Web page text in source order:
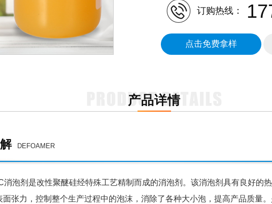
订购热线：
点击免费拿样
产品详情
DEFOAMER
剂是改性聚醚硅经特殊工艺精制而成的消泡剂。该消泡剂具有良好的
面张力，控制整个生产过程中的泡沫，消除了各种大小泡，提高产品质量